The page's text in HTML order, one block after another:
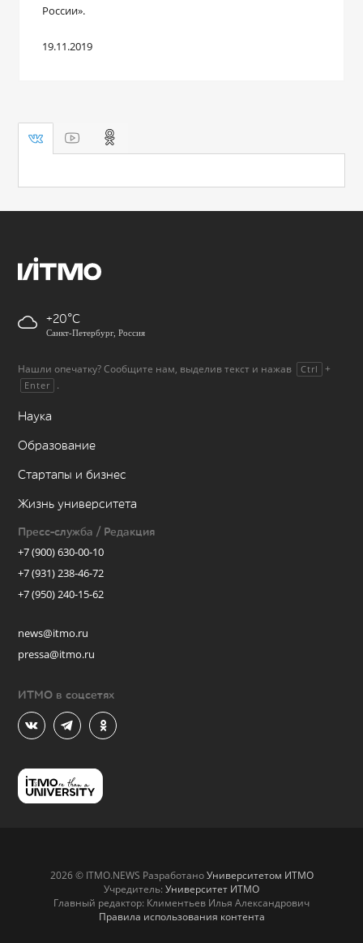
России».
19.11.2019
+20
Санкт-Петербург, Россия
Нашли опечатку? Сообщите нам, выделив текст и нажав Ctrl +
Enter .
Наука
Образование
Стартапы и бизнес
Жизнь университета
Пресс-служба / Редакция
+7 (900) 630-00-10
+7 (931) 238-46-72
+7 (950) 240-15-62
news@itmo.ru
pressa@itmo.ru
ИТМО в соцсетях
2026 © ITMO.NEWS РазработаноУниверситетом ИТМО
Учредитель: Университет ИТМО
Главный редактор: Климентьев Илья Александрович
Правила использования контента